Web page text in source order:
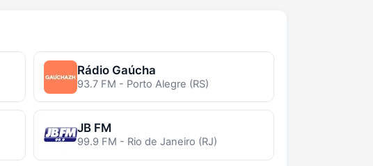
Rádio Gaúcha
93.7 FM - Porto Alegre (RS)
JB FM
99.9 FM - Rio de Janeiro (RJ)